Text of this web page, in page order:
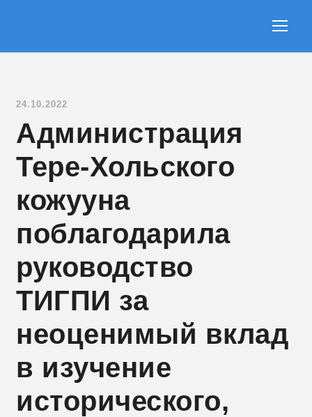
24.10.2022
Администрация
Тере-Хольского
кожууна
поблагодарила
руководство
ТИГПИ за
неоценимый вклад
в изучение
исторического,